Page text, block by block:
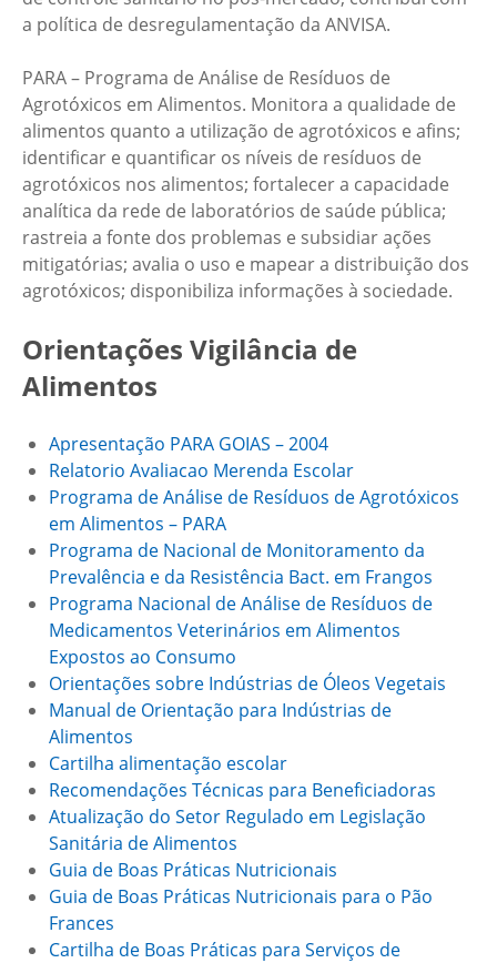
a política de desregulamentação da ANVISA.
PARA – Programa de Análise de Resíduos de
Agrotóxicos em Alimentos. Monitora a qualidade de
alimentos quanto a utilização de agrotóxicos e afins;
identificar e quantificar os níveis de resíduos de
agrotóxicos nos alimentos; fortalecer a capacidade
analítica da rede de laboratórios de saúde pública;
rastreia a fonte dos problemas e subsidiar ações
mitigatórias; avalia o uso e mapear a distribuição dos
agrotóxicos; disponibiliza informações à sociedade.
Orientações Vigilância de
Alimentos
Apresentação PARA GOIAS – 2004
Relatorio Avaliacao Merenda Escolar
Programa de Análise de Resíduos de Agrotóxicos
em Alimentos – PARA
Programa de Nacional de Monitoramento da
Prevalência e da Resistência Bact. em Frangos
Programa Nacional de Análise de Resíduos de
Medicamentos Veterinários em Alimentos
Expostos ao Consumo
Orientações sobre Indústrias de Óleos Vegetais
Manual de Orientação para Indústrias de
Alimentos
Cartilha alimentação escolar
Recomendações Técnicas para Beneficiadoras
Atualização do Setor Regulado em Legislação
Sanitária de Alimentos
Guia de Boas Práticas Nutricionais
Guia de Boas Práticas Nutricionais para o Pão
Frances
Cartilha de Boas Práticas para Serviços de